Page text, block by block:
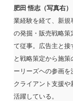
肥田 悟志（写真右）
業経験を経て、新規
の発掘・販売戦略策
て従事。広告主と接
と戦略策定から施
ーリーズヘの参画
クライアント支援や
活躍している。